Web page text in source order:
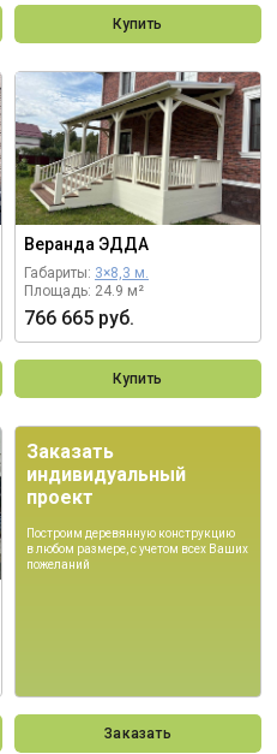
Купить
Веранда ЭДДА
Габариты: 3×8,3 м.
Площадь: 24.9 м²
766 665 руб.
Купить
Заказать
индивидуальный
проект
Построим деревянную конструкцию
в любом размере, с учетом всех Ваших
пожеланий
Заказать